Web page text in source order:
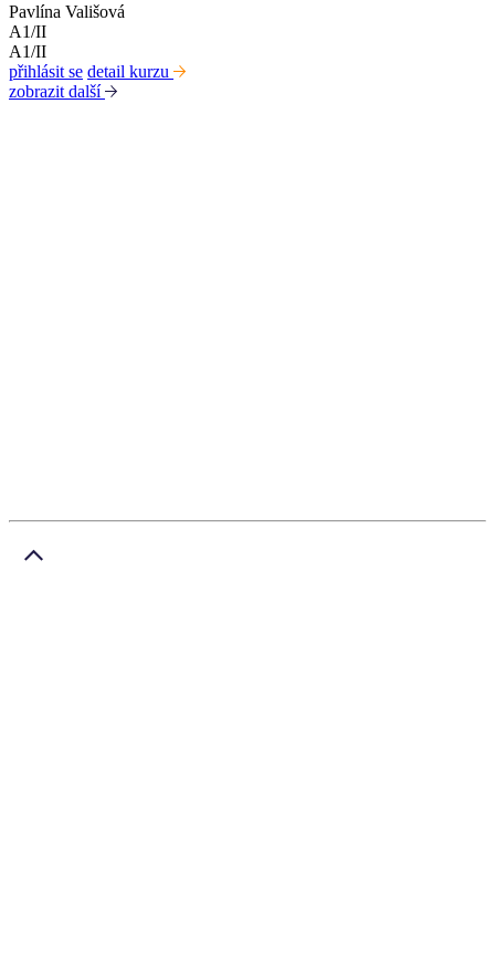
Pavlína Vališová
A1/II
A1/II
přihlásit se detail kurzu
zobrazit další